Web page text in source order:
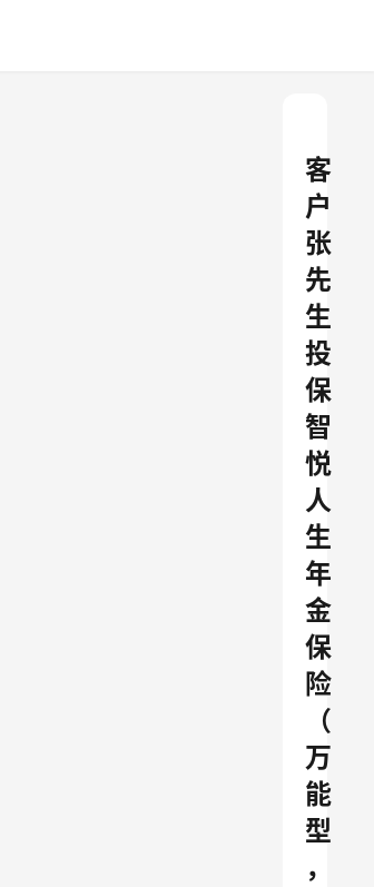
客
户
张
先
生
投
保
智
悦
人
生
年
金
保
险
（
万
能
型
，